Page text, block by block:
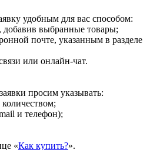
удобным для вас способом:
добавив выбранные товары;
почте, указанным в разделе
или онлайн-чат.
просим указывать:
и телефон);
«Как купить?».